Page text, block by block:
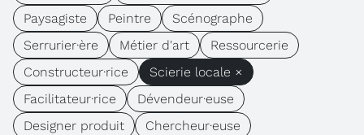
Paysagiste
Peintre
Scénographe
Serrurier·ère
Métier d'art
Ressourcerie
Constructeur·rice
Scierie locale ×
Facilitateur·rice
Dévendeur·euse
Designer produit
Chercheur·euse